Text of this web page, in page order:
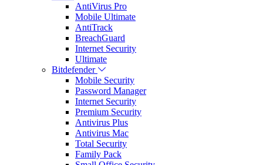
AntiVirus Pro
Mobile Ultimate
AntiTrack
BreachGuard
Internet Security
Ultimate
Bitdefender
Mobile Security
Password Manager
Internet Security
Premium Security
Antivirus Plus
Antivirus Mac
Total Security
Family Pack